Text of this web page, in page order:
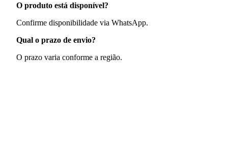
O produto está disponível?
Confirme disponibilidade via WhatsApp.
Qual o prazo de envio?
O prazo varia conforme a região.